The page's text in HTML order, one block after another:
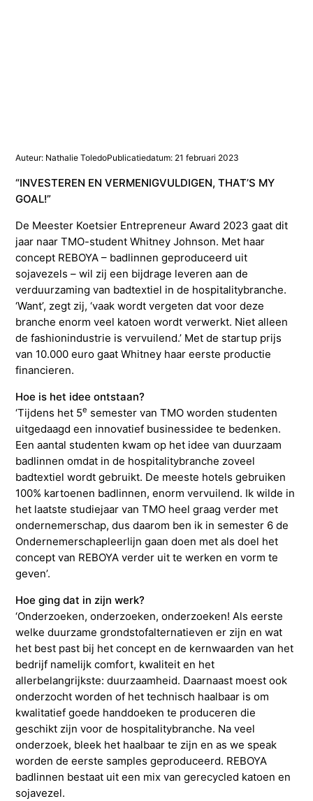
Op kamers in Doorn
Studentenvereniging
Doorstromen van MBO naar HBO
Studentenvereniging
Doorstromen van MBO naar HBO | Ad
Samenwerkingspartners
Auteur: Nathalie ToledoPublicatiedatum: 21 februari 2023
“INVESTEREN EN VERMENIGVULDIGEN, THAT’S MY
GOAL!”
De Meester Koetsier Entrepreneur Award 2023 gaat dit
jaar naar TMO-student Whitney Johnson. Met haar
concept REBOYA – badlinnen geproduceerd uit
sojavezels – wil zij een bijdrage leveren aan de
verduurzaming van badtextiel in de hospitalitybranche.
‘Want’, zegt zij, ‘vaak wordt vergeten dat voor deze
branche enorm veel katoen wordt verwerkt. Niet alleen
de fashionindustrie is vervuilend.’ Met de startup prijs
van 10.000 euro gaat Whitney haar eerste productie
financieren.
Hoe is het idee ontstaan?
‘Tijdens het 5e semester van TMO worden studenten
uitgedaagd een innovatief businessidee te bedenken.
Een aantal studenten kwam op het idee van duurzaam
badlinnen omdat in de hospitalitybranche zoveel
badtextiel wordt gebruikt. De meeste hotels gebruiken
100% kartoenen badlinnen, enorm vervuilend. Ik wilde in
het laatste studiejaar van TMO heel graag verder met
ondernemerschap, dus daarom ben ik in semester 6 de
Ondernemerschapleerlijn gaan doen met als doel het
concept van REBOYA verder uit te werken en vorm te
geven’.
Hoe ging dat in zijn werk?
‘Onderzoeken, onderzoeken, onderzoeken! Als eerste
welke duurzame grondstofalternatieven er zijn en wat
het best past bij het concept en de kernwaarden van het
bedrijf namelijk comfort, kwaliteit en het
allerbelangrijkste: duurzaamheid. Daarnaast moest ook
onderzocht worden of het technisch haalbaar is om
kwalitatief goede handdoeken te produceren die
geschikt zijn voor de hospitalitybranche. Na veel
onderzoek, bleek het haalbaar te zijn en as we speak
worden de eerste samples geproduceerd. REBOYA
badlinnen bestaat uit een mix van gerecycled katoen en
sojavezel.